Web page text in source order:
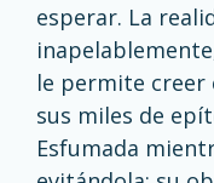
esperar. La
le permite creer
sus miles de
Esfumada